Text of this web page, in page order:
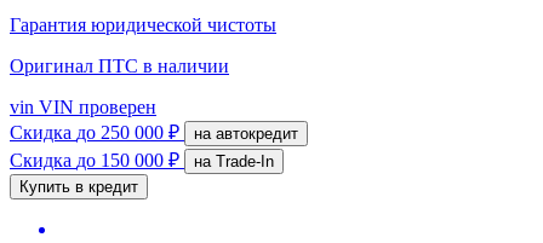
Гарантия юридической чистоты
Оригинал ПТС в наличии
vin VIN проверен
Скидка до 250 000 ₽ на автокредит
Скидка до 150 000 ₽
на Trade-In
Купить в кредит